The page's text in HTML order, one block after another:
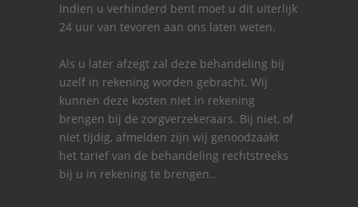
Indien u verhinderd bent moet u dit uiterlijk
24 uur van tevoren aan ons laten weten.
Als u later afzegt zal deze behandeling bij
uzelf in rekening worden gebracht. Wij
kunnen deze kosten niet in rekening
brengen bij de zorgverzekeraars. Bij niet, of
niet tijdig, afmelden zijn wij genoodzaakt
het tarief van de behandeling rechtstreeks
bij u in rekening te brengen..